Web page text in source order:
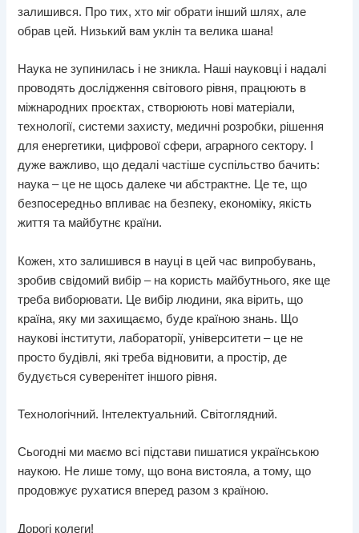
залишився. Про тих, хто міг обрати інший шлях, але
обрав цей. Низький вам уклін та велика шана!
Наука не зупинилась і не зникла. Наші науковці і надалі
проводять дослідження світового рівня, працюють в
міжнародних проєктах, створюють нові матеріали,
технології, системи захисту, медичні розробки, рішення
для енергетики, цифрової сфери, аграрного сектору. І
дуже важливо, що дедалі частіше суспільство бачить:
наука – це не щось далеке чи абстрактне. Це те, що
безпосередньо впливає на безпеку, економіку, якість
життя та майбутнє країни.
Кожен, хто залишився в науці в цей час випробувань,
зробив свідомий вибір – на користь майбутнього, яке ще
треба виборювати. Це вибір людини, яка вірить, що
країна, яку ми захищаємо, буде країною знань. Що
наукові інститути, лабораторії, університети – це не
просто будівлі, які треба відновити, а простір, де
будується суверенітет іншого рівня.
Технологічний. Інтелектуальний. Світоглядний.
Сьогодні ми маємо всі підстави пишатися українською
наукою. Не лише тому, що вона вистояла, а тому, що
продовжує рухатися вперед разом з країною.
Дорогі колеги!